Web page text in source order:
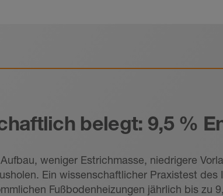
belegt: 9,5 %
weniger Estrichmasse, niedrigere
Ein wissenschaftlicher Praxistest
Fußbodenheizungen jährlich bis zu